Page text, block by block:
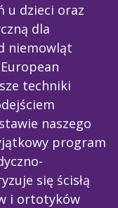
u dzieci oraz
dla
niemowląt
techniki
naszego
program
się ścisłą
i ortotyków